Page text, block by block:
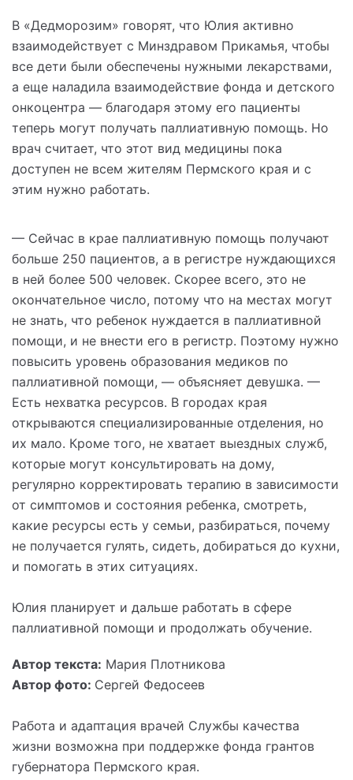
В «Дедморозим» говорят, что Юлия активно
взаимодействует с Минздравом Прикамья, чтобы
все дети были обеспечены нужными лекарствами,
а еще наладила взаимодействие фонда и детского
онкоцентра — благодаря этому его пациенты
теперь могут получать паллиативную помощь. Но
врач считает, что этот вид медицины пока
доступен не всем жителям Пермского края и с
этим нужно работать.
— Сейчас в крае паллиативную помощь получают
больше 250 пациентов, а в регистре нуждающихся
в ней более 500 человек. Скорее всего, это не
окончательное число, потому что на местах могут
не знать, что ребенок нуждается в паллиативной
помощи, и не внести его в регистр. Поэтому нужно
повысить уровень образования медиков по
паллиативной помощи, — объясняет девушка. —
Есть нехватка ресурсов. В городах края
открываются специализированные отделения, но
их мало. Кроме того, не хватает выездных служб,
которые могут консультировать на дому,
регулярно корректировать терапию в зависимости
от симптомов и состояния ребенка, смотреть,
какие ресурсы есть у семьи, разбираться, почему
не получается гулять, сидеть, добираться до кухни,
и помогать в этих ситуациях.
Юлия планирует и дальше работать в сфере
паллиативной помощи и продолжать обучение.
Автор текста: Мария Плотникова
Автор фото: Сергей Федосеев
Работа и адаптация врачей Службы качества
жизни возможна при поддержке фонда грантов
губернатора Пермского края.